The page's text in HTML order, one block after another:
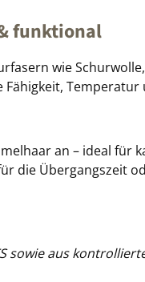
funktional
wie
an – ideal für
die Übergangszeit
sowie aus